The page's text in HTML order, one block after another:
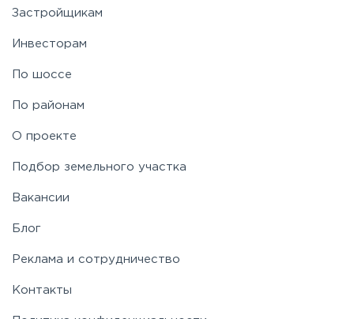
Застройщикам
Инвесторам
По шоссе
По районам
О проекте
Подбор земельного участка
Вакансии
Блог
Реклама и сотрудничество
Контакты